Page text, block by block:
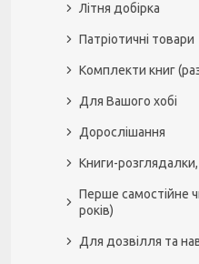
Літня добірка
Патріотичні товари
Комплекти книг
Для Вашого хобі
Дорослішання
Книги-
Перше самостійне
років)
Для дозвілля та